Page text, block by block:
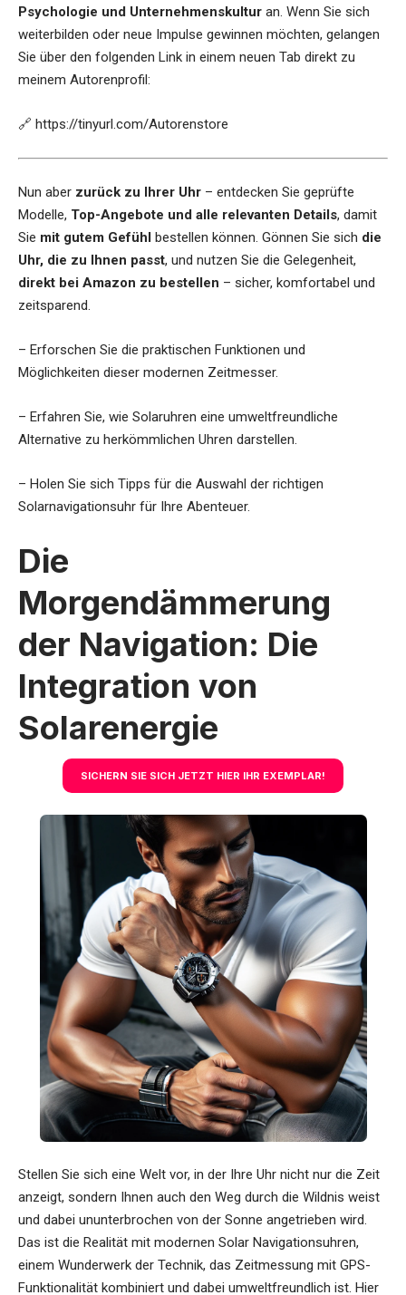
Psychologie und Unternehmenskultur an. Wenn Sie sich
weiterbilden oder neue Impulse gewinnen möchten, gelangen
Sie über den folgenden Link in einem neuen Tab direkt zu
meinem Autorenprofil:
🔗 https://tinyurl.com/Autorenstore
Nun aber zurück zu Ihrer Uhr – entdecken Sie geprüfte
Modelle, Top-Angebote und alle relevanten Details, damit
Sie mit gutem Gefühl bestellen können. Gönnen Sie sich die
Uhr, die zu Ihnen passt, und nutzen Sie die Gelegenheit,
direkt bei Amazon zu bestellen – sicher, komfortabel und
zeitsparend.
– Erforschen Sie die praktischen Funktionen und
Möglichkeiten dieser modernen Zeitmesser.
– Erfahren Sie, wie Solaruhren eine umweltfreundliche
Alternative zu herkömmlichen Uhren darstellen.
– Holen Sie sich Tipps für die Auswahl der richtigen
Solarnavigationsuhr für Ihre Abenteuer.
Die
Morgendämmerung
der Navigation: Die
Integration von
Solarenergie
SICHERN SIE SICH JETZT HIER IHR EXEMPLAR!
Stellen Sie sich eine Welt vor, in der Ihre Uhr nicht nur die Zeit
anzeigt, sondern Ihnen auch den Weg durch die Wildnis weist
und dabei ununterbrochen von der Sonne angetrieben wird.
Das ist die Realität mit modernen Solar Navigationsuhren,
einem Wunderwerk der Technik, das Zeitmessung mit GPS-
Funktionalität kombiniert und dabei umweltfreundlich ist. Hier